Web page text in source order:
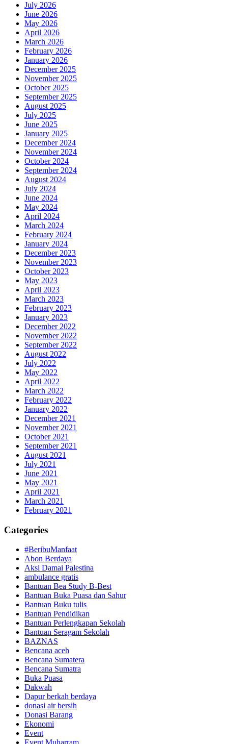
July 2026
June 2026
May 2026
April 2026
March 2026
February 2026
January 2026
December 2025
November 2025
October 2025
September 2025
August 2025
July 2025
June 2025
January 2025
December 2024
November 2024
October 2024
September 2024
August 2024
July 2024
June 2024
May 2024
April 2024
March 2024
February 2024
January 2024
December 2023
November 2023
October 2023
May 2023
April 2023
March 2023
February 2023
January 2023
December 2022
November 2022
September 2022
August 2022
July 2022
May 2022
April 2022
March 2022
February 2022
January 2022
December 2021
November 2021
October 2021
September 2021
August 2021
July 2021
June 2021
May 2021
April 2021
March 2021
February 2021
Categories
#BeribuManfaat
Abon Berdaya
Aksi Damai Palestina
ambulance gratis
Bantuan Bea Study B-Best
Bantuan Buka Puasa dan Sahur
Bantuan Buku tulis
Bantuan Pendidikan
Bantuan Perlengkapan Sekolah
Bantuan Seragam Sekolah
BAZNAS
Bencana aceh
Bencana Sumatera
Bencana Sumatra
Buka Puasa
Dakwah
Dapur berkah berdaya
donasi air bersih
Donasi Barang
Ekonomi
Event